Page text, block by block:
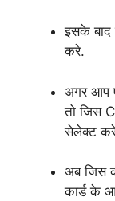
इसके
करे.
अगर आप
तो जिस
सेलेक्ट
अब जिस
कार्ड के